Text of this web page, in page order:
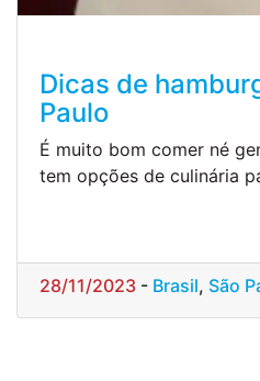
Dicas de
Paulo
É muito bom comer né
tem opções de culinária
28/11/2023 - Brasil, São